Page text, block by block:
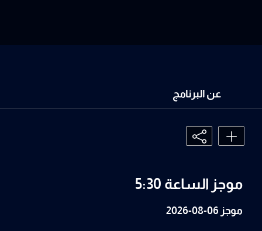
عن البرنامج
موجز الساعة 5:30
موجز 06-08-2026